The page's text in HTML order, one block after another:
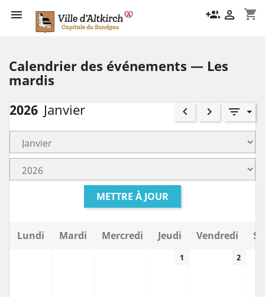
 shopping_cart
group_add 
Calendrier des événements — Les
mardis
2026 Janvier keyboard_arrow_left keyboard_arrow_right filter_list
METTRE À JOUR
Lundi Mardi Mercredi Jeudi Vendredi
1 2